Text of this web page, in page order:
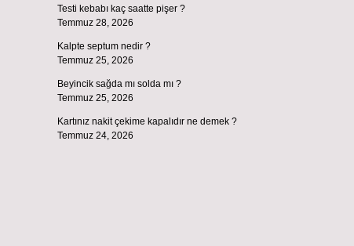
Testi kebabı kaç saatte pişer ?
Temmuz 28, 2026
Kalpte septum nedir ?
Temmuz 25, 2026
Beyincik sağda mı solda mı ?
Temmuz 25, 2026
Kartınız nakit çekime kapalıdır ne demek ?
Temmuz 24, 2026